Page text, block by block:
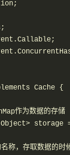
Cache {
作为数据的存储
storage =
，存取数据的时